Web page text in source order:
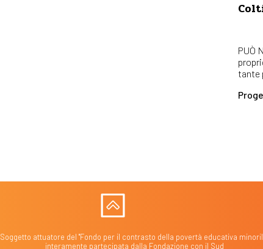
PUÒ
tante
Soggetto attuatore del "Fondo per il contrasto della povertà educativa
interamente partecipata dalla Fondazione con il Sud